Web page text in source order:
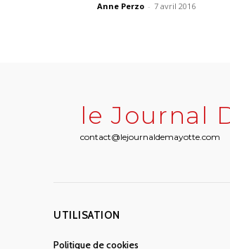
Anne Perzo - 7 avril 2016
le Journal
contact@lejournaldemayotte.com
UTILISATION
Politique de cookies